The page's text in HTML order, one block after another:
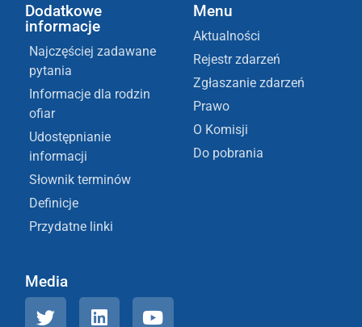
Dodatkowe
informacje
Najczęściej zadawane
pytania
Informacje dla rodzin
ofiar
Udostępnianie
informacji
Słownik terminów
Definicje
Przydatne linki
Menu
Aktualności
Rejestr zdarzeń
Zgłaszanie zdarzeń
Prawo
O Komisji
Do pobrania
Media